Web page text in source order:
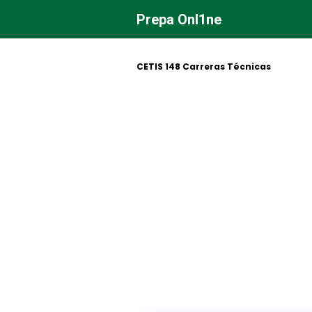
contenido
Prepa Onl1ne
CETIS 148 Carreras Técnicas